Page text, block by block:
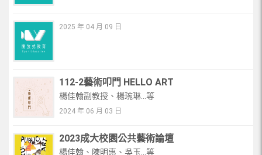
2025 年 04 月 09 日
112-2藝術叩門 HELLO ART
楊佳翰副教授、楊琬琳...等
2024 年 06 月 03 日
2023成大校園公共藝術論壇
楊佳翰、陳明惠、吳玉...等